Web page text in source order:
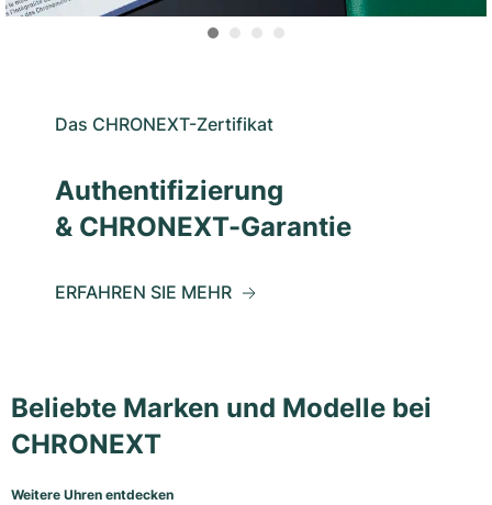
Das CHRONEXT-Zertifikat
Authentifizierung
& CHRONEXT-Garantie
ERFAHREN SIE MEHR
Beliebte Marken und Modelle bei
CHRONEXT
Weitere Uhren entdecken